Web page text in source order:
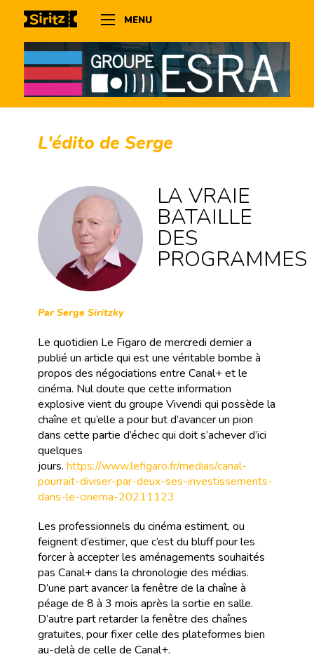
MENU
L'édito de Serge
LA VRAIE
BATAILLE
DES
PROGRAMMES
Par Serge Siritzky
Le quotidien Le Figaro de mercredi dernier a
publié un article qui est une véritable bombe à
propos des négociations entre Canal+ et le
cinéma. Nul doute que cette information
explosive vient du groupe Vivendi qui possède la
chaîne et qu’elle a pour but d’avancer un pion
dans cette partie d’échec qui doit s’achever d’ici
quelques
jours. https://www.lefigaro.fr/medias/canal-
pourrait-diviser-par-deux-ses-investissements-
dans-le-cinema-20211123
Les professionnels du cinéma estiment, ou
feignent d’estimer, que c’est du bluff pour les
forcer à accepter les aménagements souhaités
pas Canal+ dans la chronologie des médias.
D’une part avancer la fenêtre de la chaîne à
péage de 8 à 3 mois après la sortie en salle.
D’autre part retarder la fenêtre des chaînes
gratuites, pour fixer celle des plateformes bien
au-delà de celle de Canal+.